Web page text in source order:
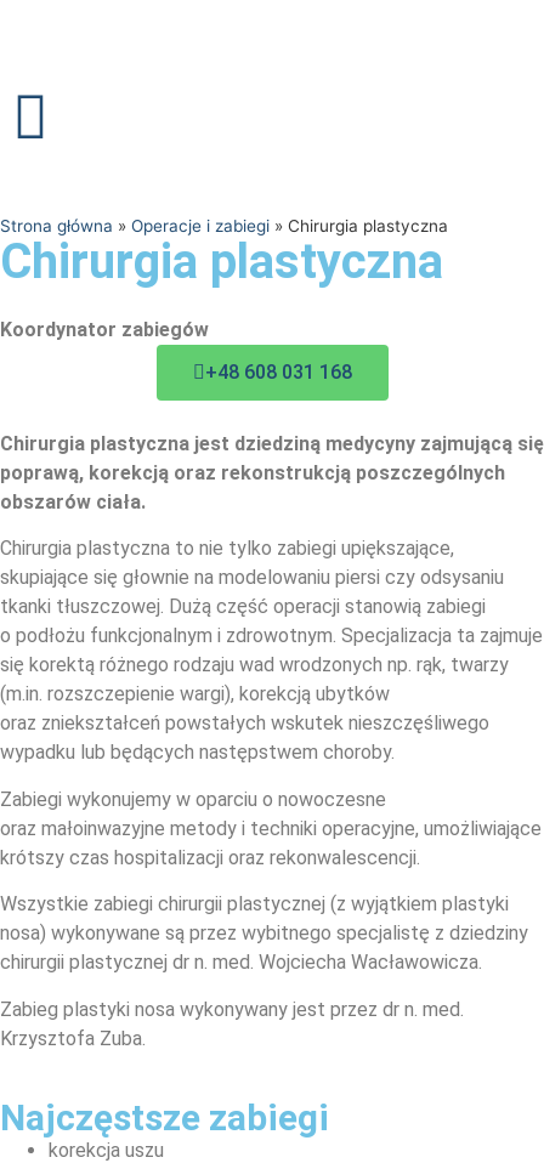
Strona główna » Operacje i zabiegi » Chirurgia plastyczna
Chirurgia plastyczna
Koordynator zabiegów
+48 608 031 168
Chirurgia plastyczna jest dziedziną medycyny zajmującą się
poprawą, korekcją oraz rekonstrukcją poszczególnych
obszarów ciała.
Chirurgia plastyczna to nie tylko zabiegi upiększające,
skupiające się głownie na modelowaniu piersi czy odsysaniu
tkanki tłuszczowej. Dużą część operacji stanowią zabiegi
o podłożu funkcjonalnym i zdrowotnym. Specjalizacja ta zajmuje
się korektą różnego rodzaju wad wrodzonych np. rąk, twarzy
(m.in. rozszczepienie wargi), korekcją ubytków
oraz zniekształceń powstałych wskutek nieszczęśliwego
wypadku lub będących następstwem choroby.
Zabiegi wykonujemy w oparciu o nowoczesne
oraz małoinwazyjne metody i techniki operacyjne, umożliwiające
krótszy czas hospitalizacji oraz rekonwalescencji.
Wszystkie zabiegi chirurgii plastycznej (z wyjątkiem plastyki
nosa) wykonywane są przez wybitnego specjalistę z dziedziny
chirurgii plastycznej dr n. med. Wojciecha Wacławowicza.
Zabieg plastyki nosa wykonywany jest przez dr n. med.
Krzysztofa Zuba.
Najczęstsze zabiegi
korekcja uszu